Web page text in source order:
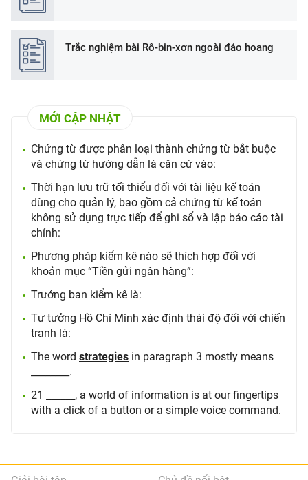
Trắc nghiệm bài Rô-bin-xơn ngoài đảo hoang
MỚI CẬP NHẬT
Chứng từ được phân loại thành chứng từ bắt buộc
và chứng từ hướng dẫn là căn cứ vào:
Thời hạn lưu trữ tối thiểu đối với tài liệu kế toán
dùng cho quản lý, bao gồm cả chứng từ kế toán
không sử dụng trực tiếp để ghi sổ và lập báo cáo tài
chính:
Phương pháp kiểm kê nào sẽ thích hợp đối với
khoản mục “Tiền gửi ngân hàng”:
Trưởng ban kiểm kê là:
Tư tưởng Hồ Chí Minh xác định thái độ đối với chiến
tranh là:
The word strategies in paragraph 3 mostly means
________.
21 ______, a world of information is at our fingertips
with a click of a button or a simple voice command.